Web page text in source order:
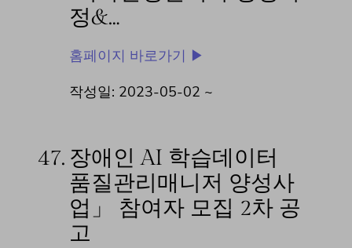
정&…
홈페이지 바로가기 ▶
작성일: 2023-05-02 ~
47. 장애인 AI 학습데이터
품질관리매니저 양성사
업」 참여자 모집 2차 공
고